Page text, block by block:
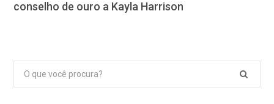
conselho de ouro a Kayla Harrison
Pesquisar
por: